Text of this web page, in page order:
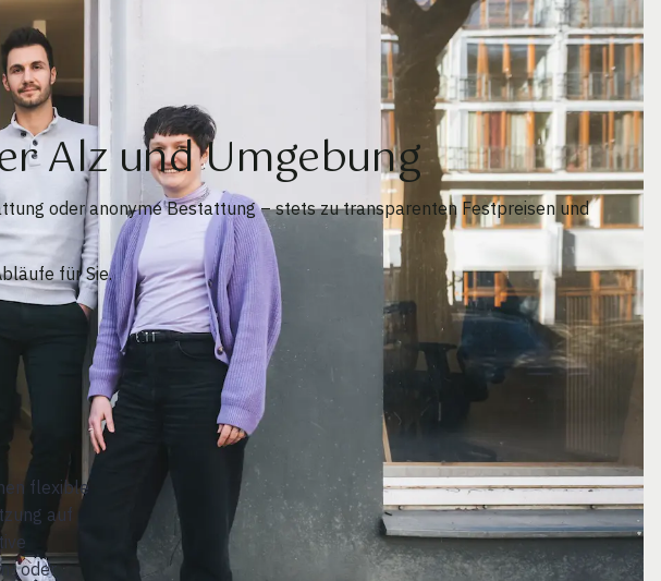
Alz und Umgebung
oder anonyme Bestattung – stets zu transparenten Festpreisen und
für Sie.
flexible
auf
oder